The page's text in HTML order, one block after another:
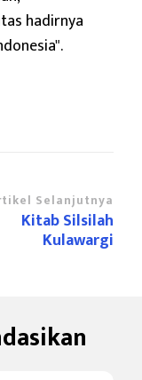
hadirnya
Selanjutnya
Kitab Silsilah
Kulawargi